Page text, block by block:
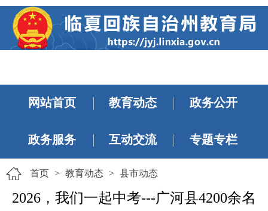
网站首页 教育动态 政务公开
政务服务 互动交流 专题专栏
首页 > 教育动态 > 县市动态
2026，我们一起中考---广河县4200余名